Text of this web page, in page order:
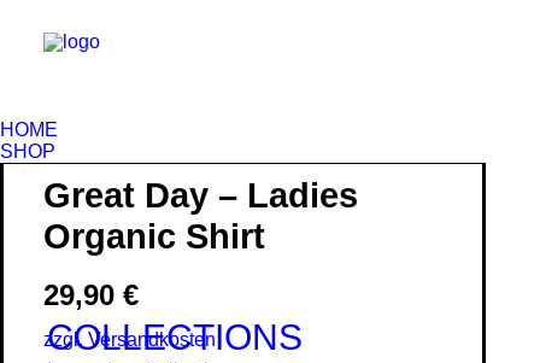
HOME
SHOP
COLLECTIONS
Great Day – Ladies
Organic Shirt
29,90 €
zzgl. Versandkosten